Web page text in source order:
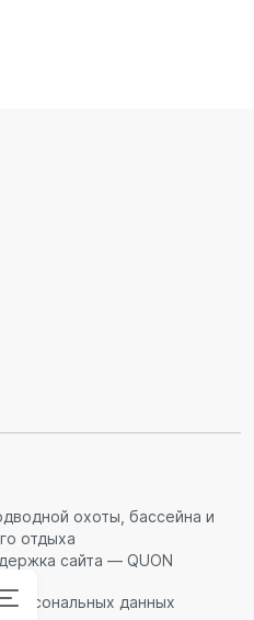
охоты, бассейна и
отдыха
сайта — QUON
данных